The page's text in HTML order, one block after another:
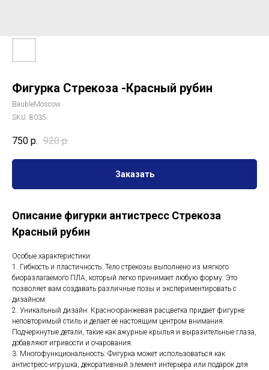
Фигурка Стрекоза -Красный рубин
BaubleMoscow
SKU: 8035
750 р. 920 р.
Заказать
Описание фигурки антистресс Стрекоза
Красный рубин
Особые характеристики:
1. Гибкость и пластичность: Тело стрекозы выполнено из мягкого
биоразлагаемого ПЛА, который легко принимает любую форму. Это
позволяет вам создавать различные позы и экспериментировать с
дизайном.
2. Уникальный дизайн: Красно-оранжевая расцветка придает фигурке
неповторимый стиль и делает её настоящим центром внимания.
Подчеркнутые детали, такие как ажурные крылья и выразительные глаза,
добавляют игривости и очарования.
3. Многофункциональность: Фигурка может использоваться как
антистресс-игрушка, декоративный элемент интерьера или подарок для